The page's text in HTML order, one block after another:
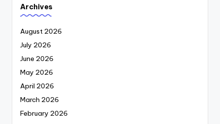
Archives
August 2026
July 2026
June 2026
May 2026
April 2026
March 2026
February 2026